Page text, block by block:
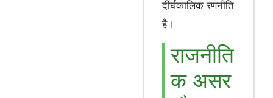
दीर्घकालिक रणनीति
है।
राजनीति
क असर